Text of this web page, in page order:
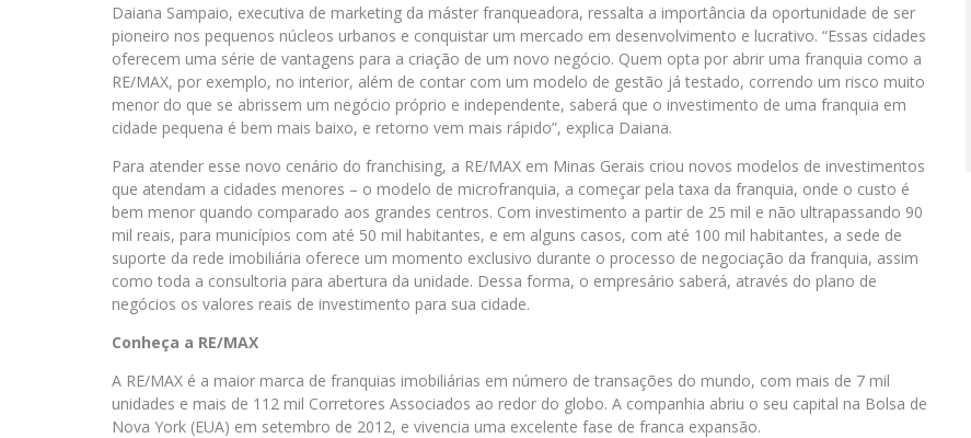
Daiana Sampaio, executiva de marketing da máster franqueadora, ressalta a importância da oportunidade de ser
pioneiro nos pequenos núcleos urbanos e conquistar um mercado em desenvolvimento e lucrativo. “Essas cidades
oferecem uma série de vantagens para a criação de um novo negócio. Quem opta por abrir uma franquia como a
RE/MAX, por exemplo, no interior, além de contar com um modelo de gestão já testado, correndo um risco muito
menor do que se abrissem um negócio próprio e independente, saberá que o investimento de uma franquia em
cidade pequena é bem mais baixo, e retorno vem mais rápido”, explica Daiana.
Para atender esse novo cenário do franchising, a RE/MAX em Minas Gerais criou novos modelos de investimentos
que atendam a cidades menores – o modelo de microfranquia, a começar pela taxa da franquia, onde o custo é
bem menor quando comparado aos grandes centros. Com investimento a partir de 25 mil e não ultrapassando 90
mil reais, para municípios com até 50 mil habitantes, e em alguns casos, com até 100 mil habitantes, a sede de
suporte da rede imobiliária oferece um momento exclusivo durante o processo de negociação da franquia, assim
como toda a consultoria para abertura da unidade. Dessa forma, o empresário saberá, através do plano de
negócios os valores reais de investimento para sua cidade.
Conheça a RE/MAX
A RE/MAX é a maior marca de franquias imobiliárias em número de transações do mundo, com mais de 7 mil
unidades e mais de 112 mil Corretores Associados ao redor do globo. A companhia abriu o seu capital na Bolsa de
Nova York (EUA) em setembro de 2012, e vivencia uma excelente fase de franca expansão.